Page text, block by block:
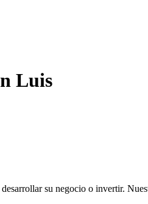
Luis
su negocio o invertir.